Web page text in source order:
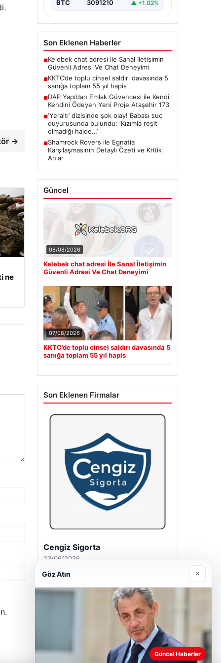
→
ne
BTC 3091210 ▲ +1.02%
Son Eklenen Haberler
■Kelebek chat adresi İle Sanal İletişimin
Güvenli Adresi Ve Chat Deneyimi
■KKTC’de toplu cinsel saldırı davasında 5
sanığa toplam 55 yıl hapis
■DAP Yapı’dan Emlak Güvencesi ile Kendi
Kendini Ödeyen Yeni Proje Ataşehir 173
■‘Yeraltı’ dizisinde şok olay! Babası suç
duyurusunda bulundu: ‘Kızımla reşit
olmadığı halde…’
■Shamrock Rovers ile Egnatia
Karşılaşmasının Detaylı Özeti ve Kritik
Anlar
Güncel
08/08/2026
Kelebek chat adresi İle Sanal İletişimin
Güvenli Adresi Ve Chat Deneyimi
07/08/2026
KKTC’de toplu cinsel saldırı davasında 5
sanığa toplam 55 yıl hapis
Son Eklenen Firmalar
Hastaş Beton
26/05/2026
Göz Atın ×
Güncel Haberler